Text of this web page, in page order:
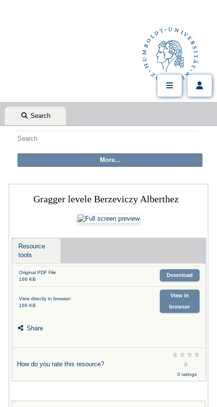
Search
Gragger levele Berzeviczy Alberthez
Resource
tools
Original PDF File
166 KB
Download
View directly in browser
166 KB
View in
browser
Share
How do you rate this resource?
0 ratings